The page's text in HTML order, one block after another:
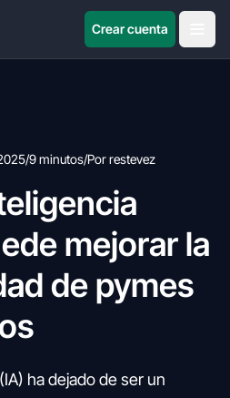
Crear cuenta
/9 minutos/Por restevez
mejorar la
de pymes
ha dejado de ser un